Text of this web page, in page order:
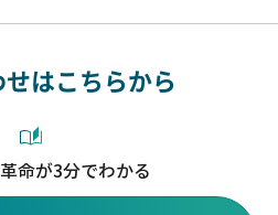
はこちらから
命が3分でわかる